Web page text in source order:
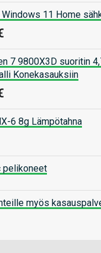
11 Home
7 9800X3D suoritin
Konekasauksiin
6 8g Lämpötahna
pelikoneet
myös